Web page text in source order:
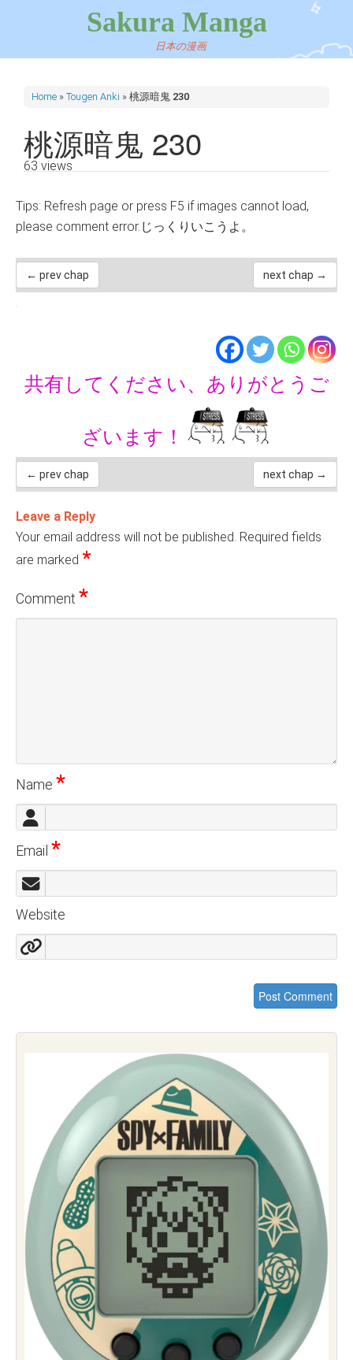
Sakura Manga
日本の漫画
Home » Tougen Anki » 桃源暗鬼 230
桃源暗鬼 230
63 views
Tips: Refresh page or press F5 if images cannot load,
please comment error.じっくりいこうよ。
← prev chap next chap →
共有してください、ありがとうご
ざいます！
← prev chap next chap →
Leave a Reply
Your email address will not be published. Required fields
are marked *
Comment *
Name *
Email *
Website